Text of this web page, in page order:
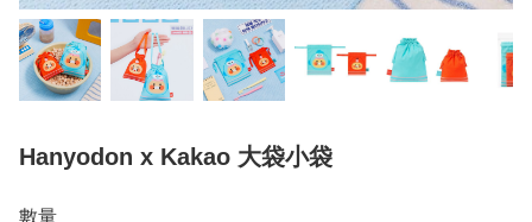
Hanyodon x Kakao 大袋小袋
數量